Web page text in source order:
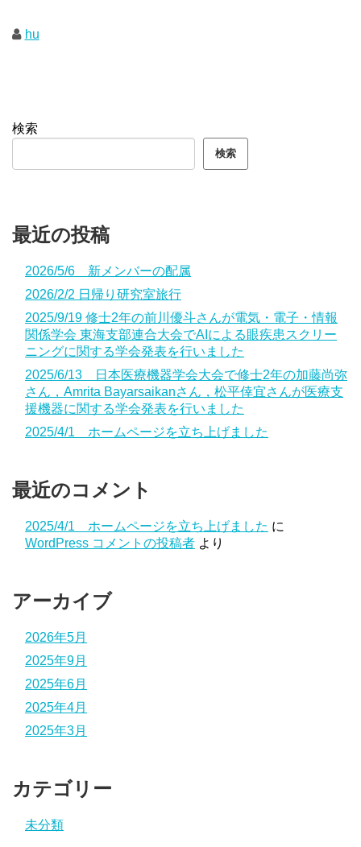
hu
検索
検索
最近の投稿
2026/5/6 新メンバーの配属
2026/2/2 日帰り研究室旅行
2025/9/19 修士2年の前川優斗さんが電気・電子・情報
関係学会 東海支部連合大会でAIによる眼疾患スクリー
ニングに関する学会発表を行いました
2025/6/13 日本医療機器学会大会で修士2年の加藤尚弥
さん，Amrita Bayarsaikanさん，松平倖宜さんが医療支
援機器に関する学会発表を行いました
2025/4/1 ホームページを立ち上げました
最近のコメント
2025/4/1 ホームページを立ち上げました に
WordPress コメントの投稿者 より
アーカイブ
2026年5月
2025年9月
2025年6月
2025年4月
2025年3月
カテゴリー
未分類